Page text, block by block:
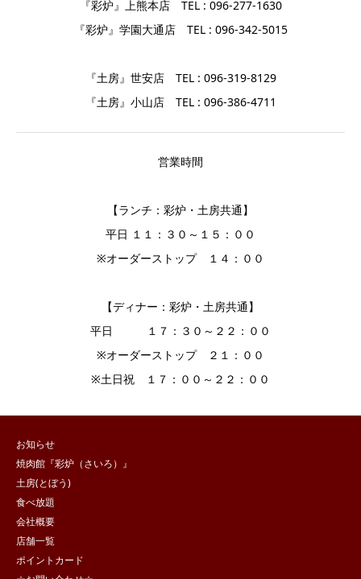
『彩炉』上熊本店 TEL : 096-277-1630
『彩炉』学園大通店 TEL : 096-342-5015
『土房』世安店 TEL : 096-319-8129
『土房』小山店 TEL : 096-386-4711
営業時間
【ランチ：彩炉・土房共通】
平日 １１：３０～１５：００
※オーダーストップ １４：００
【ディナー：彩炉・土房共通】
平日 １７：３０～２２：００
※オーダーストップ ２１：００
※土日祝 １７：００～２２：００
お知らせ
焼肉館『彩炉（さいろ）』
土房(とぼう)
食べ放題
会社概要
店舗一覧
ポイントカード